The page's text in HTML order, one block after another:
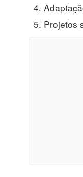
Projetos